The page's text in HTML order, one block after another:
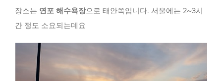
장소는 연포 해수욕장으로 태안쪽입니다. 서울에는 2~3시
간 정도 소요되는데요